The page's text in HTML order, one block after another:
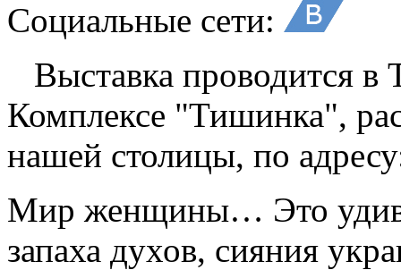
Социальные сети:
Выставка проводится в
Комплексе "Тишинка",
нашей столицы, по
Мир женщины… Это
запаха духов, сияния